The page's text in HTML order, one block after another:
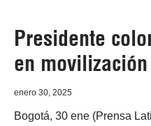
Presidente
en
enero 30, 2025
Bogotá, 30 ene (Prensa